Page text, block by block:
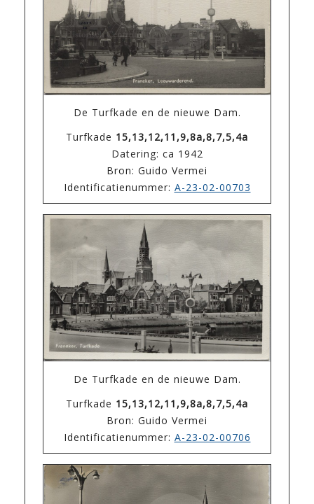
De Turfkade en de nieuwe Dam.
Turfkade 15,13,12,11,9,8a,8,7,5,4a
Datering: ca 1942
Bron: Guido Vermei
Identificatienummer: A-23-02-00703
De Turfkade en de nieuwe Dam.
Turfkade 15,13,12,11,9,8a,8,7,5,4a
Bron: Guido Vermei
Identificatienummer: A-23-02-00706